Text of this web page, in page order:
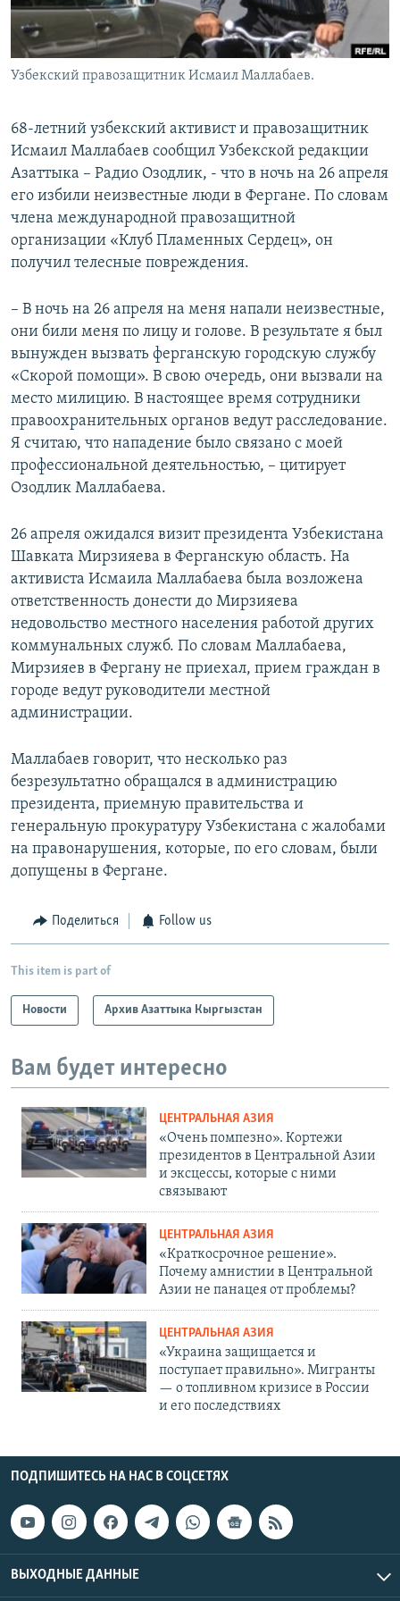
Узбекский правозащитник Исмаил Маллабаев.
68-летний узбекский активист и правозащитник
Исмаил Маллабаев сообщил Узбекской редакции
Азаттыка – Радио Озодлик, - что в ночь на 26 апреля
его избили неизвестные люди в Фергане. По словам
члена международной правозащитной
организации «Клуб Пламенных Сердец», он
получил телесные повреждения.
– В ночь на 26 апреля на меня напали неизвестные,
они били меня по лицу и голове. В результате я был
вынужден вызвать ферганскую городскую службу
«Скорой помощи». В свою очередь, они вызвали на
место милицию. В настоящее время сотрудники
правоохранительных органов ведут расследование.
Я считаю, что нападение было связано с моей
профессиональной деятельностью, – цитирует
Озодлик Маллабаева.
​26 апреля ожидался визит президента Узбекистана
Шавката Мирзияева в Ферганскую область. На
активиста Исмаила Маллабаева была возложена
ответственность донести до Мирзияева
недовольство местного населения работой других
коммунальных служб. По словам Маллабаева,
Мирзияев в Фергану не приехал, прием граждан в
городе ведут руководители местной
администрации.
Маллабаев говорит, что несколько раз
безрезультатно обращался в администрацию
президента, приемную правительства и
генеральную прокуратуру Узбекистана с жалобами
на правонарушения, которые, по его словам, были
допущены в Фергане.
Поделиться Follow us
This item is part of
Новости Архив Азаттыка Кыргызстан
Вам будет интересно
ЦЕНТРАЛЬНАЯ АЗИЯ
«Очень помпезно». Кортежи
президентов в Центральной Азии
и эксцессы, которые с ними
связывают
ЦЕНТРАЛЬНАЯ АЗИЯ
«Краткосрочное решение».
Почему амнистии в Центральной
Азии не панацея от проблемы?
ЦЕНТРАЛЬНАЯ АЗИЯ
«Украина защищается и
поступает правильно». Мигранты
— о топливном кризисе в России
и его последствиях
ПОДПИШИТЕСЬ НА НАС В СОЦСЕТЯХ
ВЫХОДНЫЕ ДАННЫЕ